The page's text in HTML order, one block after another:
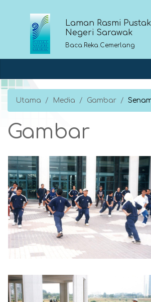
Laman Rasmi
Negeri Sarawak
Baca.Reka.Cemerlang
Utama Media Gambar
Gambar